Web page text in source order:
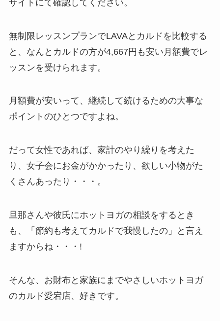
サイトにて確認してください。
無制限レッスンプランでLAVAとカルドを比較する
と、なんと カルドの方が4,667円も安い月額費でレ
ッスンを受けられます。
月額費が安いって、継続して続けるための大事な
ポイントのひとつですよね。
だって女性であれば、家計のやり繰りを考えた
り、女子会にお金がかかったり、欲しい小物がた
くさんあったり・・・。
旦那さんや彼氏にホットヨガの相談をするとき
も、「節約も考えてカルドで我慢したの」と言え
ますからね・・・!
そんな、お財布と家族にまでやさしいホットヨガ
のカルド愛宕店、好きです。